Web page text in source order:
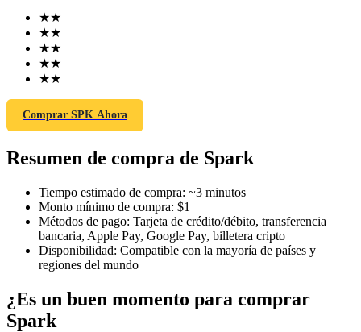
Futuros COIN-M
TradFi
Derivados de acciones, divisas, metales preciosos y materias
★★
★★
★★
★★
★★
Comprar SPK Ahora
Resumen de compra de Spark
Tiempo estimado de compra: ~3 minutos
Monto mínimo de compra: $1
Métodos de pago: Tarjeta de crédito/débito, transferencia
bancaria, Apple Pay, Google Pay, billetera cripto
Disponibilidad: Compatible con la mayoría de países y
regiones del mundo
¿Es un buen momento para comprar
Spark